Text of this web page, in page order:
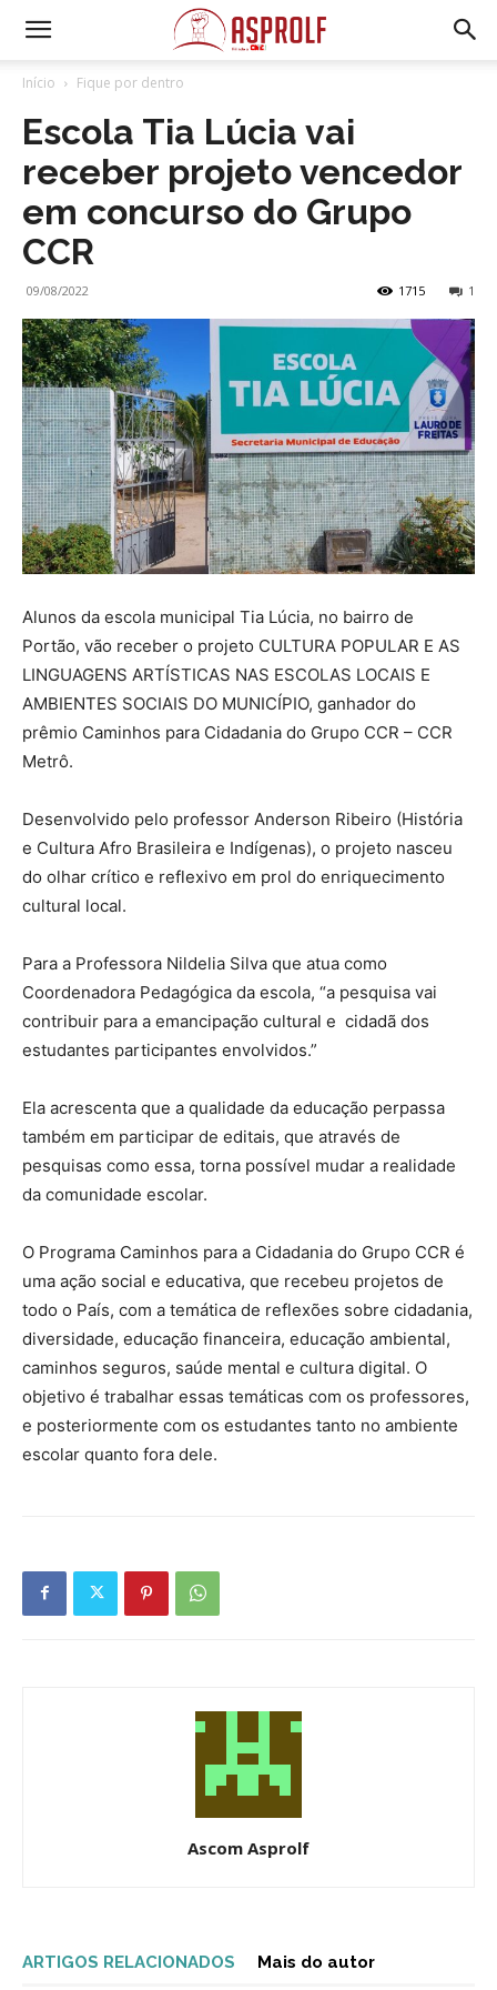
Início Fique por dentro
Escola Tia Lúcia vai
receber projeto vencedor
em concurso do Grupo
CCR
09/08/2022 1
1715
Alunos da escola municipal Tia Lúcia, no bairro de
Portão, vão receber o projeto CULTURA POPULAR E AS
LINGUAGENS ARTÍSTICAS NAS ESCOLAS LOCAIS E
AMBIENTES SOCIAIS DO MUNICÍPIO, ganhador do
prêmio Caminhos para Cidadania do Grupo CCR – CCR
Metrô.
Desenvolvido pelo professor Anderson Ribeiro (História
e Cultura Afro Brasileira e Indígenas), o projeto nasceu
do olhar crítico e reflexivo em prol do enriquecimento
cultural local.
Para a Professora Nildelia Silva que atua como
Coordenadora Pedagógica da escola, “a pesquisa vai
contribuir para a emancipação cultural e cidadã dos
estudantes participantes envolvidos.”
Ela acrescenta que a qualidade da educação perpassa
também em participar de editais, que através de
pesquisas como essa, torna possível mudar a realidade
da comunidade escolar.
O Programa Caminhos para a Cidadania do Grupo CCR é
uma ação social e educativa, que recebeu projetos de
todo o País, com a temática de reflexões sobre cidadania,
diversidade, educação financeira, educação ambiental,
caminhos seguros, saúde mental e cultura digital. O
objetivo é trabalhar essas temáticas com os professores,
e posteriormente com os estudantes tanto no ambiente
escolar quanto fora dele.
Ascom Asprolf
ARTIGOS RELACIONADOS Mais do autor